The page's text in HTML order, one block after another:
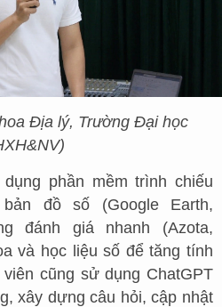
Địa lý, Trường Đại học
phần mềm trình chiếu
bản đồ số (Google Earth,
đánh giá nhanh (Azota,
và học liệu số để tăng tính
cũng sử dụng ChatGPT
xây dựng câu hỏi, cập nhật